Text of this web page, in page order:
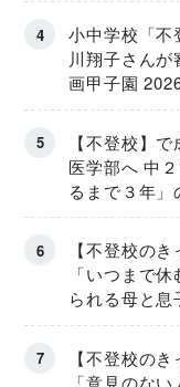
小中学校「
川翔子さん
画甲子園
【不登校】
医学部へ 中
るまで３年
【不登校の
「いつまで
られる母と息
【不登校の
「意見のな